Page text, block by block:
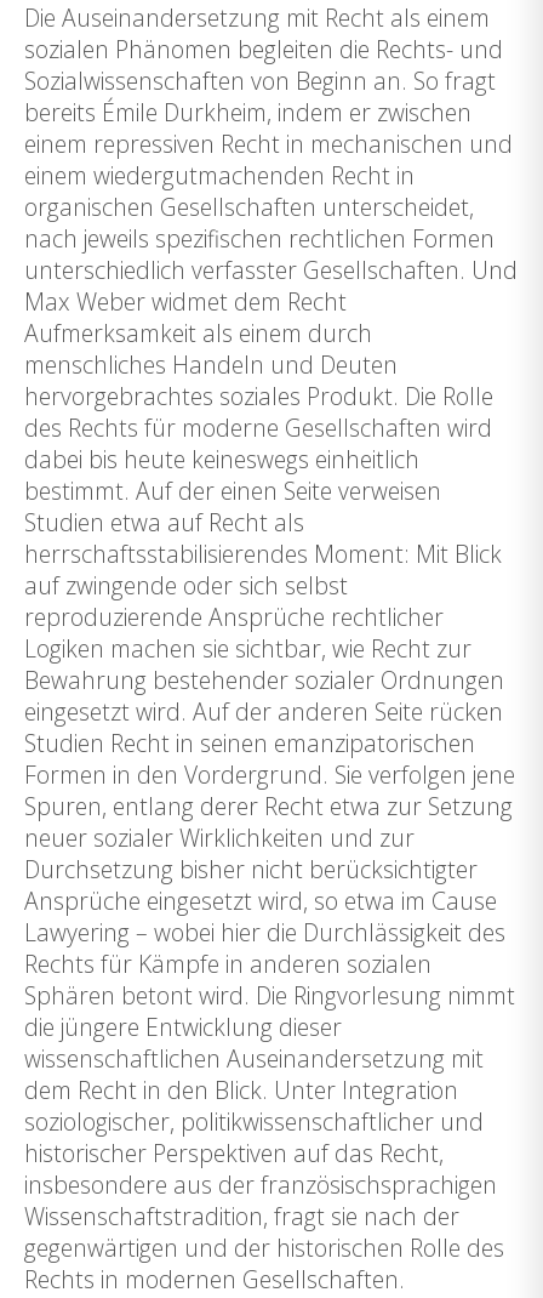
Die Auseinandersetzung mit Recht als einem
sozialen Phänomen begleiten die Rechts- und
Sozialwissenschaften von Beginn an. So fragt
bereits Émile Durkheim, indem er zwischen
einem repressiven Recht in mechanischen und
einem wiedergutmachenden Recht in
organischen Gesellschaften unterscheidet,
nach jeweils spezifischen rechtlichen Formen
unterschiedlich verfasster Gesellschaften. Und
Max Weber widmet dem Recht
Aufmerksamkeit als einem durch
menschliches Handeln und Deuten
hervorgebrachtes soziales Produkt. Die Rolle
des Rechts für moderne Gesellschaften wird
dabei bis heute keineswegs einheitlich
bestimmt. Auf der einen Seite verweisen
Studien etwa auf Recht als
herrschaftsstabilisierendes Moment: Mit Blick
auf zwingende oder sich selbst
reproduzierende Ansprüche rechtlicher
Logiken machen sie sichtbar, wie Recht zur
Bewahrung bestehender sozialer Ordnungen
eingesetzt wird. Auf der anderen Seite rücken
Studien Recht in seinen emanzipatorischen
Formen in den Vordergrund. Sie verfolgen jene
Spuren, entlang derer Recht etwa zur Setzung
neuer sozialer Wirklichkeiten und zur
Durchsetzung bisher nicht berücksichtigter
Ansprüche eingesetzt wird, so etwa im Cause
Lawyering – wobei hier die Durchlässigkeit des
Rechts für Kämpfe in anderen sozialen
Sphären betont wird. Die Ringvorlesung nimmt
die jüngere Entwicklung dieser
wissenschaftlichen Auseinandersetzung mit
dem Recht in den Blick. Unter Integration
soziologischer, politikwissenschaftlicher und
historischer Perspektiven auf das Recht,
insbesondere aus der französischsprachigen
Wissenschaftstradition, fragt sie nach der
gegenwärtigen und der historischen Rolle des
Rechts in modernen Gesellschaften.